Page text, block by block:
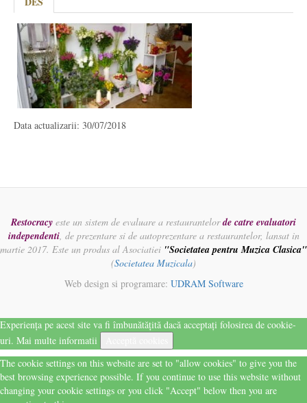
Data actualizarii: 30/07/2018
Restocracy este un sistem de evaluare a restaurantelorde catre evaluatori
independenti, de prezentare si de autoprezentare a restaurantelor, lansat in
martie 2017. Este un produs al Asociatiei "Societatea pentru Muzica Clasica"
(Societatea Muzicala)
Web design si programare: UDRAM Software
Experiența pe acest site va fi îmbunătățită dacă acceptați folosirea de cookie-
uri. Mai multe informatii
The cookie settings on this website are set to "allow cookies" to give you the
best browsing experience possible. If you continue to use this website without
changing your cookie settings or you click "Accept" below then you are